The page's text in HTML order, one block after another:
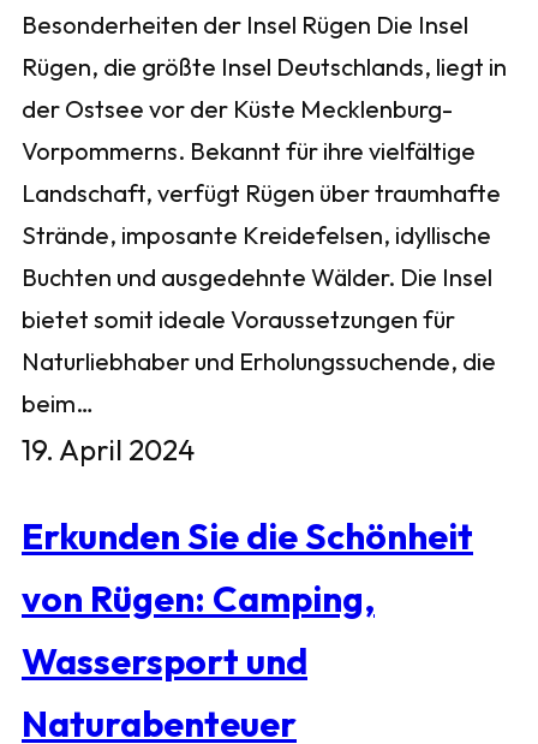
Besonderheiten der Insel Rügen Die Insel
Rügen, die größte Insel Deutschlands, liegt in
der Ostsee vor der Küste Mecklenburg-
Vorpommerns. Bekannt für ihre vielfältige
Landschaft, verfügt Rügen über traumhafte
Strände, imposante Kreidefelsen, idyllische
Buchten und ausgedehnte Wälder. Die Insel
bietet somit ideale Voraussetzungen für
Naturliebhaber und Erholungssuchende, die
beim…
19. April 2024
Erkunden Sie die Schönheit
von Rügen: Camping,
Wassersport und
Naturabenteuer